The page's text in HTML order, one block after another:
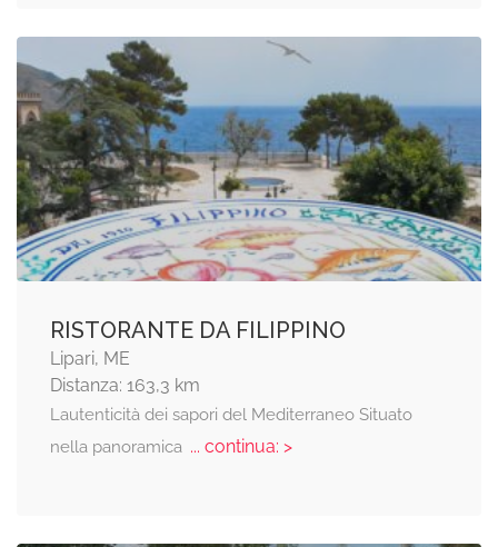
RISTORANTE DA FILIPPINO
Lipari, ME
Distanza: 163,3 km
Lautenticità dei sapori del Mediterraneo Situato
nella panoramica... continua: >